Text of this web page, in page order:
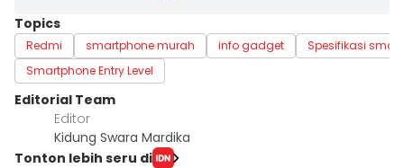
Topics
Redmi smartphone murah info gadget
Spesifikasi
Smartphone Entry Level
Editorial Team
Editor
Kidung Swara Mardika
Tonton lebih seru di